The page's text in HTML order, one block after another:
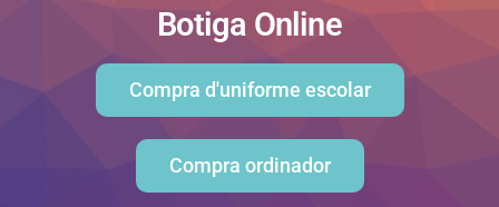
Botiga Online
Compra d'uniforme escolar
Compra ordinador